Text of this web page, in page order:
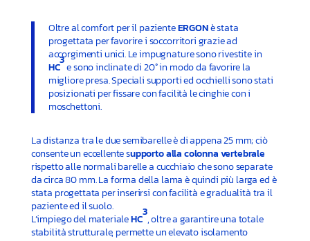
Oltre al comfort per il pazienteERGONè stata
progettata per favorire i soccorritori grazie ad
accorgimenti unici. Le impugnature sono rivestite in
HC
3
e sono inclinate di 20° in modo da favorire la
migliore presa. Speciali supporti ed occhielli sono stati
posizionati per fissare con facilità le cinghie con i
moschettoni.
La distanza tra le due semibarelle è di appena 25 mm; ciò
consente un eccellente supporto alla colonna vertebrale
rispetto alle normali barelle a cucchiaio che sono separate
da circa 80 mm. La forma della lama è quindi più larga ed è
stata progettata per inserirsi con facilità e gradualità tra il
paziente ed il suolo.
L’impiego del materialeHC
3
, oltre a garantire una totale
stabilità strutturale, permette un elevato isolamento